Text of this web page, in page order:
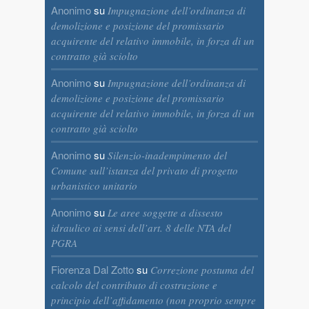
Anonimosu Impugnazione dell’ordinanza di
demolizione e posizione del promissario
acquirente del relativo immobile, in forza di un
contratto già sciolto
Anonimosu Impugnazione dell’ordinanza di
demolizione e posizione del promissario
acquirente del relativo immobile, in forza di un
contratto già sciolto
Anonimosu Silenzio-inadempimento del
Comune sull’istanza del privato di progetto
urbanistico unitario
Anonimosu Le aree soggette a dissesto
idraulico ai sensi dell’art. 8 delle NTA del
PGRA
Fiorenza Dal Zottosu Correzione postuma del
calcolo del contributo di costruzione e
principio dell’affidamento (non proprio sempre